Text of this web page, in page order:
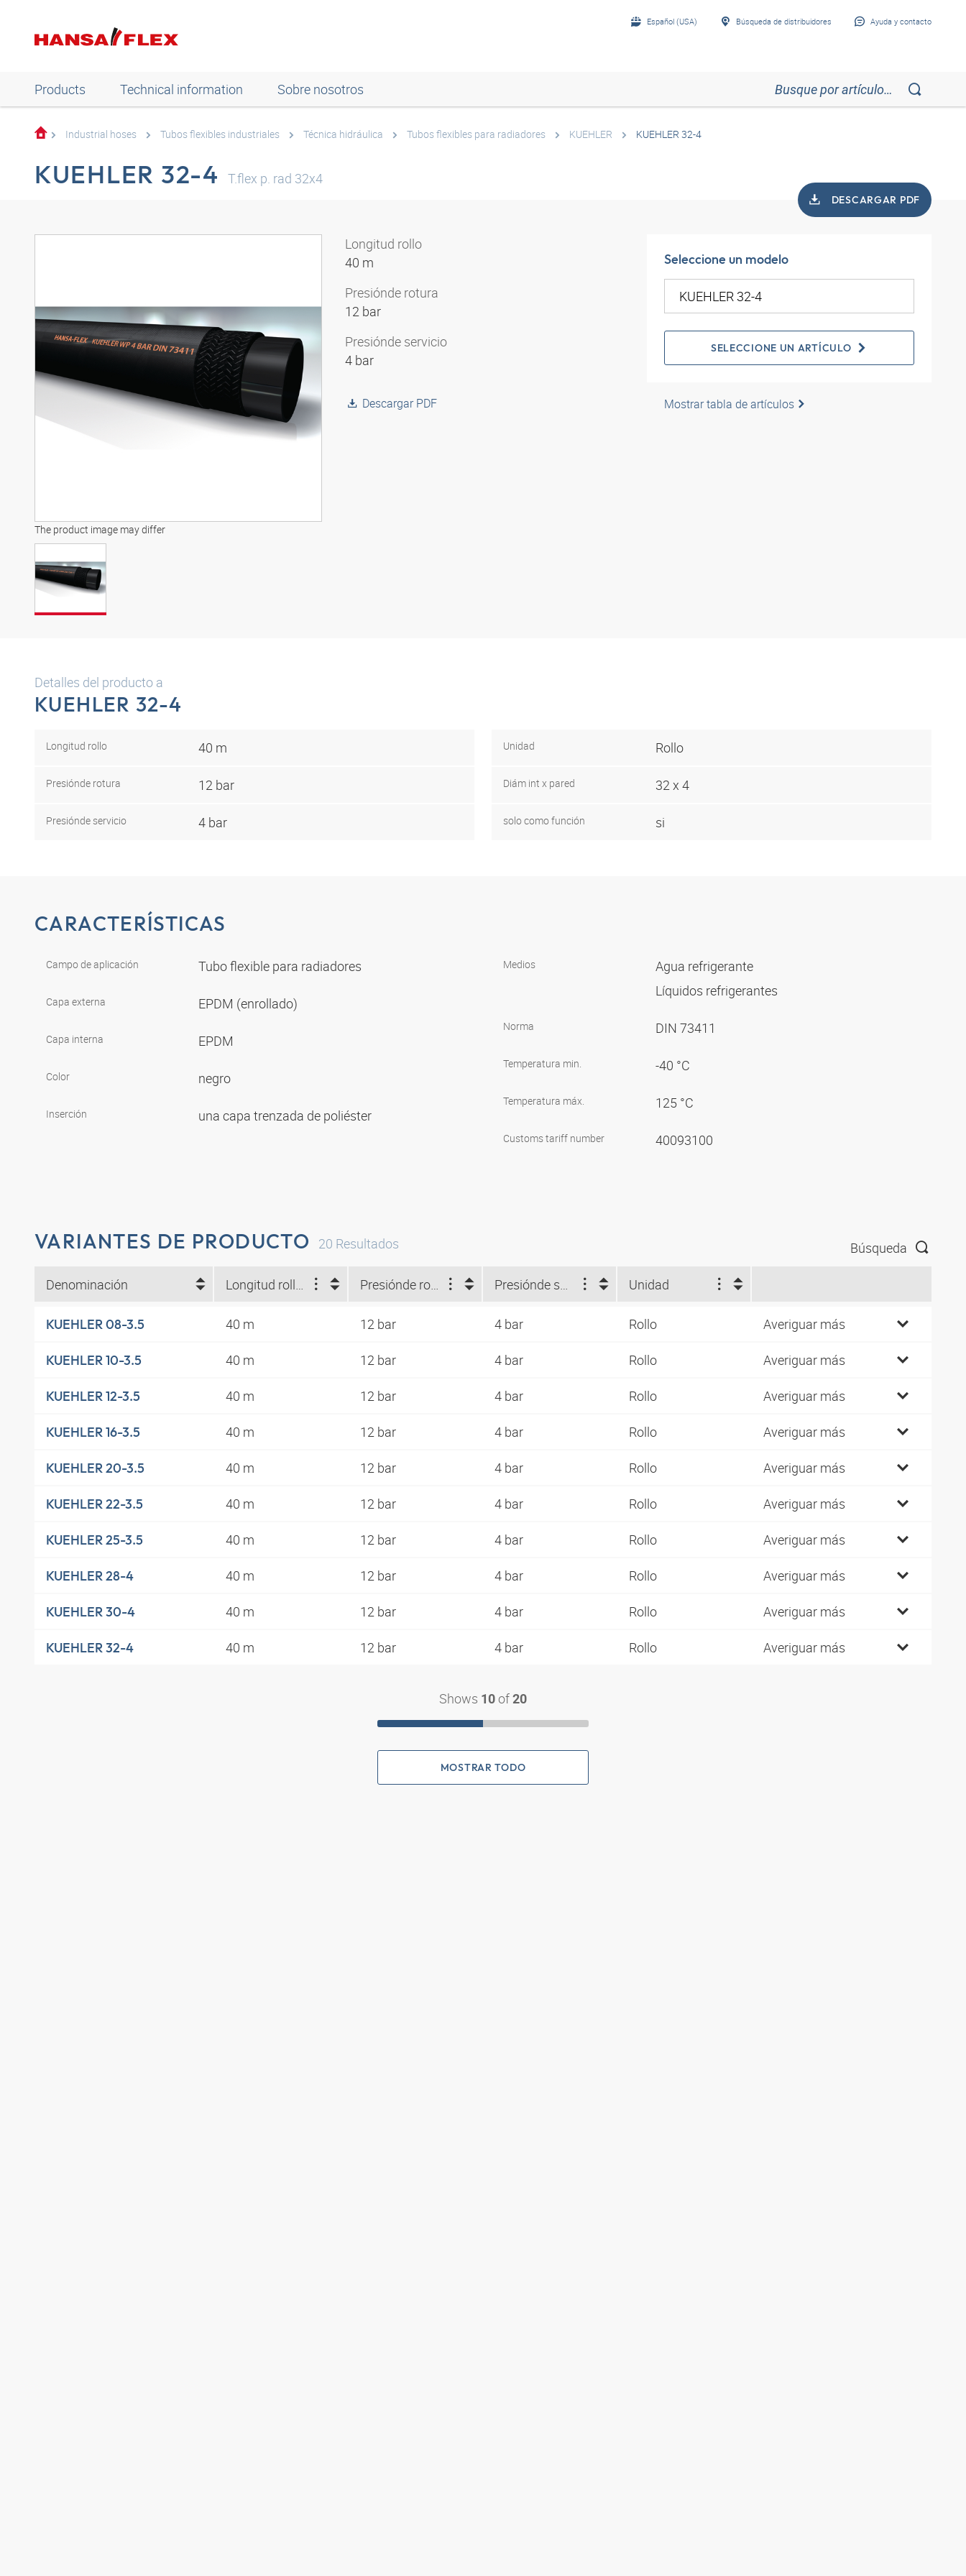
Español (USA) Búsqueda de distribuidores Ayuda y contacto
Products Technical information Sobre nosotros
Industrial hoses Tubos flexibles industriales Técnica hidráulica Tubos flexibles para radiadores KUEHLER KUEHLER 32-4
KUEHLER 32-4 T.flex p. rad 32x4
DESCARGAR PDF
The product image may differ
Longitud rollo
40 m
Presiónde rotura
12 bar
Presiónde servicio
4 bar
Descargar PDF
Seleccione un modelo
SELECCIONE UN ARTÍCULO
Mostrar tabla de artículos
Detalles del producto a
KUEHLER 32-4
Longitud rollo 40 m
Presiónde rotura 12 bar
Presiónde servicio 4 bar
Unidad Rollo
Diám int x pared 32 x 4
solo como función si
CARACTERÍSTICAS
Campo de aplicación Tubo flexible para radiadores
Capa externa EPDM (enrollado)
Capa interna EPDM
Color negro
Inserción una capa trenzada de poliéster
Medios
Agua refrigerante
Líquidos refrigerantes
Norma DIN 73411
Temperatura min. -40 °C
Temperatura máx. 125 °C
Customs tariff number 40093100
VARIANTES DE PRODUCTO 20 Resultados Búsqueda
Denominación Presiónde rotura (bar) Presiónde servicio (bar) Unidad
KUEHLER 08-3.5 40 m 12 bar 4 bar Rollo Averiguar más
KUEHLER 10-3.5 40 m 12 bar 4 bar Rollo Averiguar más
KUEHLER 12-3.5 40 m 12 bar 4 bar Rollo Averiguar más
KUEHLER 16-3.5 40 m 12 bar 4 bar Rollo Averiguar más
KUEHLER 20-3.5 40 m 12 bar 4 bar Rollo Averiguar más
KUEHLER 22-3.5 40 m 12 bar 4 bar Rollo Averiguar más
KUEHLER 25-3.5 40 m 12 bar 4 bar Rollo Averiguar más
KUEHLER 28-4 40 m 12 bar 4 bar Rollo Averiguar más
KUEHLER 30-4 40 m 12 bar 4 bar Rollo Averiguar más
KUEHLER 32-4 40 m 12 bar 4 bar Rollo Averiguar más
Shows 10 of 20
MOSTRAR TODO